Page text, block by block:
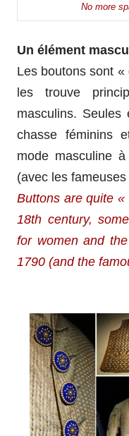
No more
Un élément
Les boutons sont
les trouve
masculins.
chasse féminins
mode masculine
(avec les
Buttons are quite
18th century,
for women and
1790 (and the